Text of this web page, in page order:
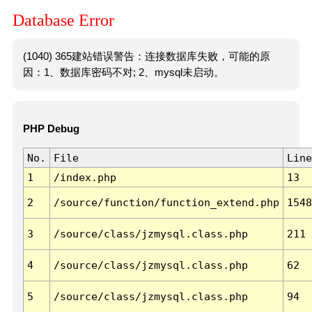
Database Error
(1040) 365建站错误警告：连接数据库失败，可能的原
因：1、数据库密码不对; 2、mysql未启动。
PHP Debug
No. File
Line
1
/index.php 13
2 /source/function/function_extend.php 1548
3 /source/class/jzmysql.class.php 211
4 /source/class/jzmysql.class.php 62
5 /source/class/jzmysql.class.php 94